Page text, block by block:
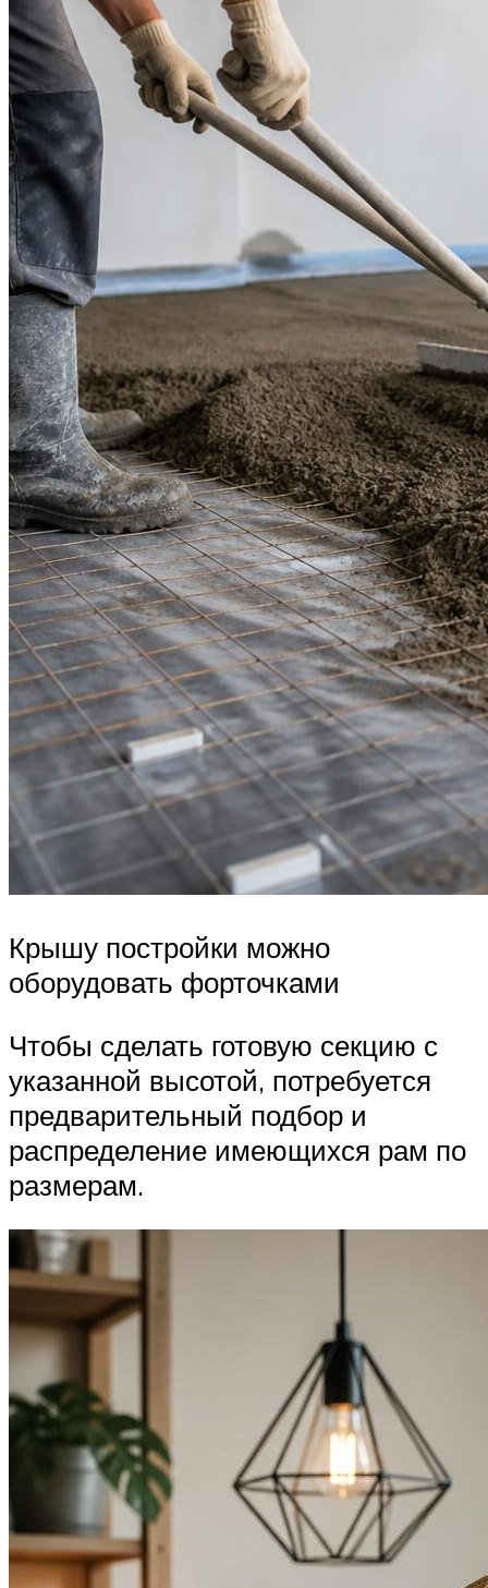
Крышу постройки можно
оборудовать форточками
Чтобы сделать готовую секцию с
указанной высотой, потребуется
предварительный подбор и
распределение имеющихся рам по
размерам.